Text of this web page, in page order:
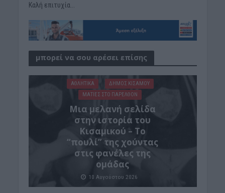
Καλή επιτυχία…
μπορεί να σου αρέσει επίσης
ΑΘΛΗΤΙΚΑ
ΔΉΜΟΣ ΚΙΣΆΜΟΥ
ΜΑΤΙΕΣ ΣΤΟ ΠΑΡΕΛΘΟΝ
Μια μελανή σελίδα
στην ιστορία του
Κισαμικού – Το
“πουλί” της χούντας
στις φανέλες της
ομάδας
10 Αυγούστου 2026